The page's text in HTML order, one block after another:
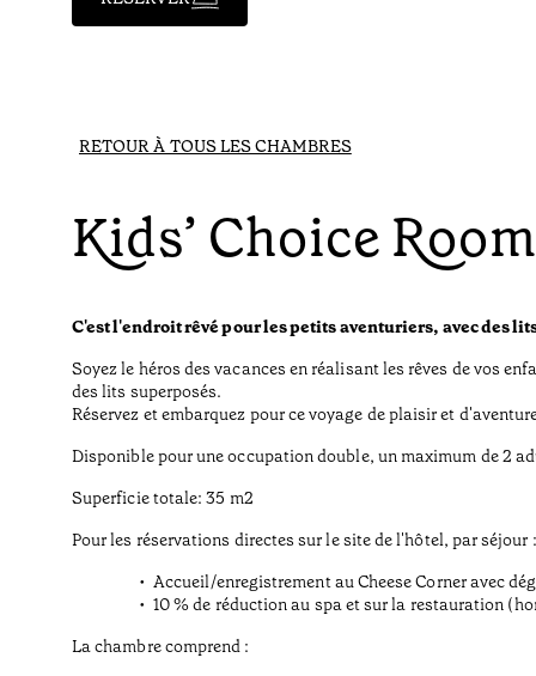
RETOUR À TOUS LES CHAMBRES
Kids’ Choice Room
C'est l'endroit rêvé pour les petits aventuriers, avec des
Soyez le héros des vacances en réalisant les rêves de vos
des lits superposés.
Réservez et embarquez pour ce voyage de plaisir et
Disponible pour une occupation double, un maximum de 2
Superficie totale: 35 m2
Pour les réservations directes sur le site de l'hôtel, par séjour :
Accueil/enregistrement au Cheese Corner avec
10 % de réduction au spa et sur la restauration
La chambre comprend :